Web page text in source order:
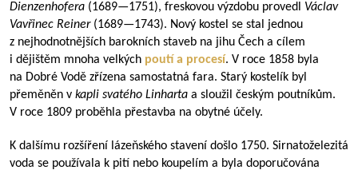
Dienzenhofera (1689—1751), freskovou výzdobu provedl Václav
Vavřinec Reiner(1689—1743). Nový kostel se stal jednou
z nejhodnotnějších barokních staveb na jihu Čech a cílem
i dějištěm mnoha velkých poutí a procesí. V roce 1858 byla
na Dobré Vodě zřízena samostatná fara. Starý kostelík byl
přeměněn v kapli svatého Linharta a sloužil českým poutníkům.
V roce 1809 proběhla přestavba na obytné účely.
K dalšímu rozšíření lázeňského stavení došlo 1750. Sirnatoželezitá
voda se používala k pití nebo koupelím a byla doporučována